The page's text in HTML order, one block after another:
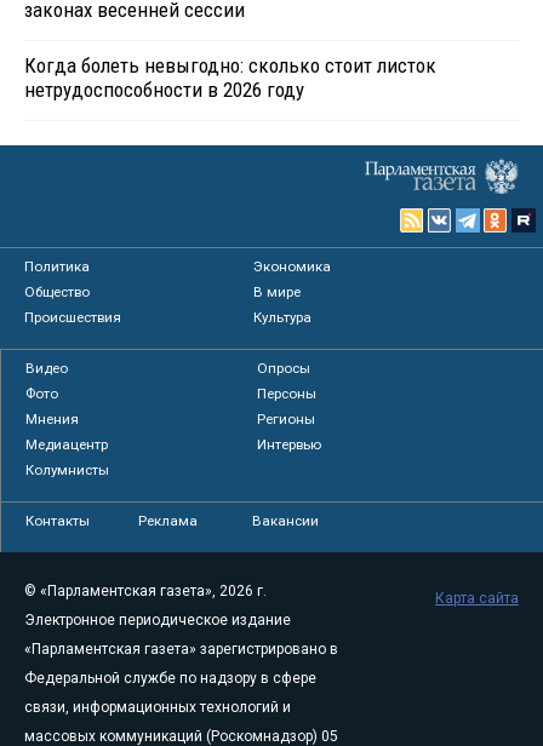
законах весенней сессии
Когда болеть невыгодно: сколько стоит листок
нетрудоспособности в 2026 году
Политика
Экономика
Общество
В мире
Происшествия
Культура
Видео
Опросы
Фото
Персоны
Мнения
Регионы
Медиацентр
Интервью
Колумнисты
Контакты Реклама Вакансии
© «Парламентская газета», 2026 г.
Электронное периодическое издание
«Парламентская газета» зарегистрировано в
Федеральной службе по надзору в сфере
связи, информационных технологий и
массовых коммуникаций (Роскомнадзор) 05
Карта сайта